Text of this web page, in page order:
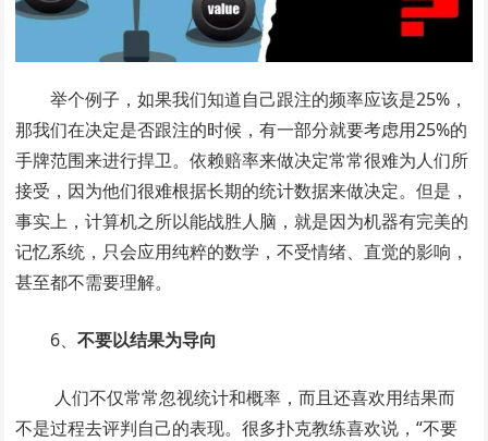
举个例子，如果我们知道自己跟注的频率应该是25%，
那我们在决定是否跟注的时候，有一部分就要考虑用25%的
手牌范围来进行捍卫。依赖赔率来做决定常常很难为人们所
接受，因为他们很难根据长期的统计数据来做决定。但是，
事实上，计算机之所以能战胜人脑，就是因为机器有完美的
记忆系统，只会应用纯粹的数学，不受情绪、直觉的影响，
甚至都不需要理解。
6、不要以结果为导向
人们不仅常常忽视统计和概率，而且还喜欢用结果而
不是过程去评判自己的表现。很多扑克教练喜欢说，“不要